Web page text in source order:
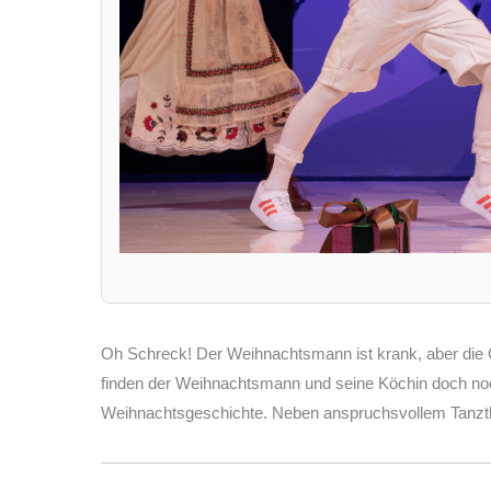
Oh Schreck! Der Weihnachtsmann ist krank, aber
finden der Weihnachtsmann und seine Köchin doch
Weihnachtsgeschichte. Neben anspruchsvollem